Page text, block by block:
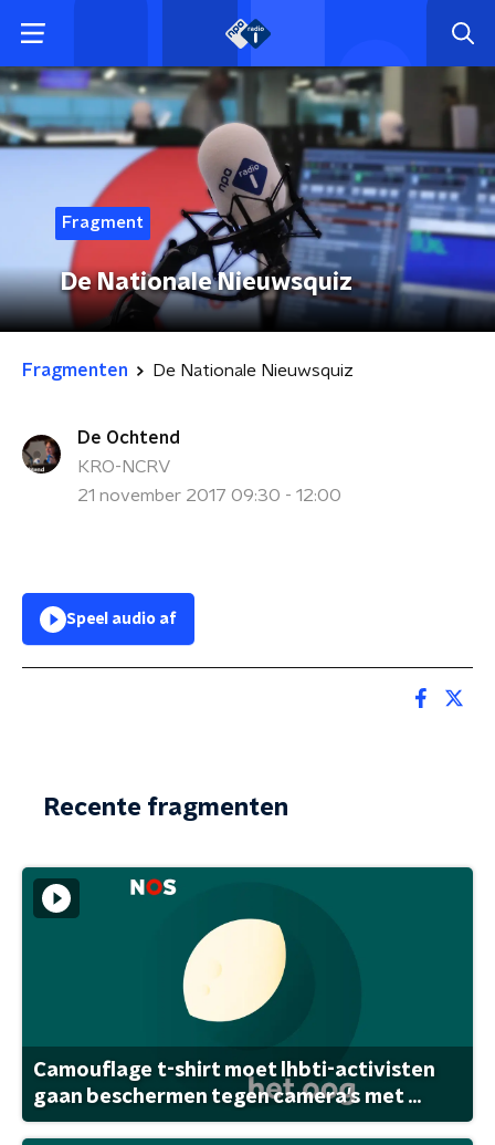
Fragment
De Nationale Nieuwsquiz
Fragmenten De Nationale Nieuwsquiz
De Ochtend
KRO-NCRV
21 november 2017 09:30 - 12:00
Speel audio af
Recente fragmenten
Camouflage t-shirt moet lhbti-activisten
gaan beschermen tegen camera's met ...